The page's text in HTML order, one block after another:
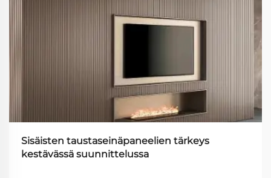
Sisäisten taustaseinäpaneelien tärkeys
kestävässä suunnittelussa